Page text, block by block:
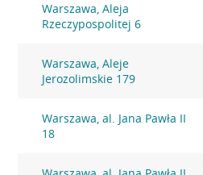
Warszawa, Aleja
Rzeczypospolitej 6
Warszawa, Aleje
Jerozolimskie 179
Warszawa, al. Jana Pawła II
18